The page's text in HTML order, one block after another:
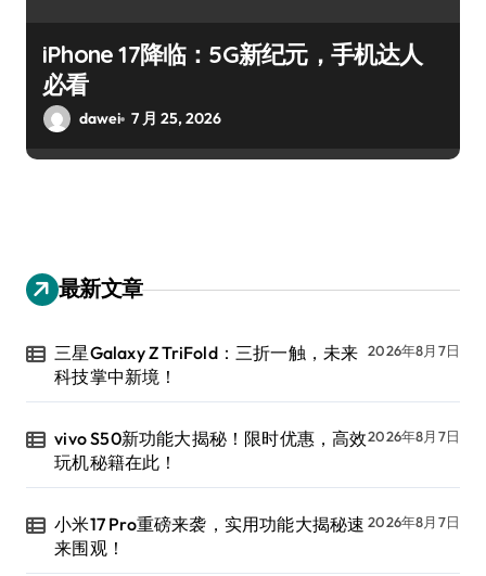
iPhone 17降临：5G新纪元，手机达人
必看
dawei 7 月 25, 2026
最新文章
三星Galaxy Z TriFold：三折一触，未来
科技掌中新境！
2026年8月7日
vivo S50新功能大揭秘！限时优惠，高效
玩机秘籍在此！
2026年8月7日
小米17 Pro重磅来袭，实用功能大揭秘速
来围观！
2026年8月7日